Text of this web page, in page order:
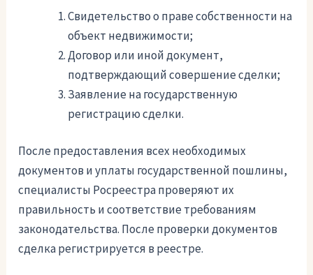
Свидетельство о праве собственности на
объект недвижимости;
Договор или иной документ,
подтверждающий совершение сделки;
Заявление на государственную
регистрацию сделки.
После предоставления всех необходимых
документов и уплаты государственной пошлины,
специалисты Росреестра проверяют их
правильность и соответствие требованиям
законодательства. После проверки документов
сделка регистрируется в реестре.